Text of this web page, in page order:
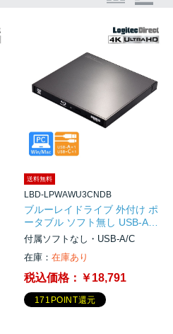
送料無料
LBD-LPWAWU3CNDB
ブルーレイドライブ 外付け ポ
ータブル ソフト無し USB-A…
付属ソフトなし・USB-A/C
在庫：在庫あり
税込価格： ￥18,791
171POINT還元